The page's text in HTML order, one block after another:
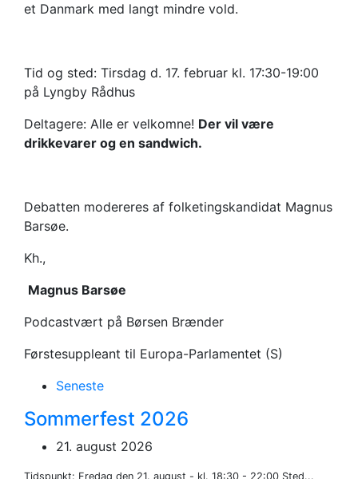
et Danmark med langt mindre vold.
Tid og sted: Tirsdag d. 17. februar kl. 17:30-19:00
på Lyngby Rådhus
Deltagere: Alle er velkomne! Der vil være
drikkevarer og en sandwich.
Debatten modereres af folketingskandidat Magnus
Barsøe.
Kh.,
Magnus Barsøe
Podcastvært på Børsen Brænder
Førstesuppleant til Europa-Parlamentet (S)
Seneste
Sommerfest 2026
21. august 2026
Tidspunkt: Fredag den 21. august - kl. 18:30 - 22:00 Sted...